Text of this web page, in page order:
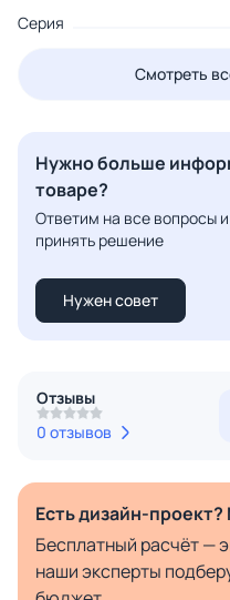
Серия
Смотреть
Нужно больше
товаре?
Ответим на все вопросы
принять решение
Нужен совет
Отзывы
0 отзывов
Есть дизайн-
Бесплатный расчёт —
наши эксперты